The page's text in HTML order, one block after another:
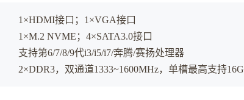
1×HDMI接口；1×VGA接口
1×M.2 NVME；4×SATA3.0接口
支持第6/7/8/9代i3/i5/i7/奔腾/赛扬处理器
2×DDR3，双通道1333~1600MHz，单槽最高支持16G